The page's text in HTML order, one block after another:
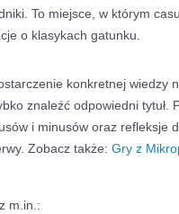
To miejsce, w którym
o klasykach gatunku.
konkretnej wiedzy
znaleźć odpowiedni tytuł.
i minusów oraz refleksje
Zobacz także: Gry z
m.in.: